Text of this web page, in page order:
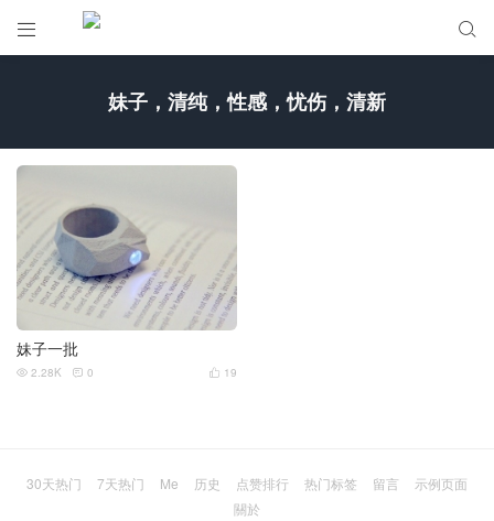
 
妹子，清纯，性感，忧伤，清新
妹子一批
 19
 2.28K  0
30天热门 7天热门 Me 历史 点赞排行 热门标签 留言
示例页面
關於